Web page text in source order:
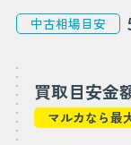
中古相場目安
買取目安金
マルカなら最